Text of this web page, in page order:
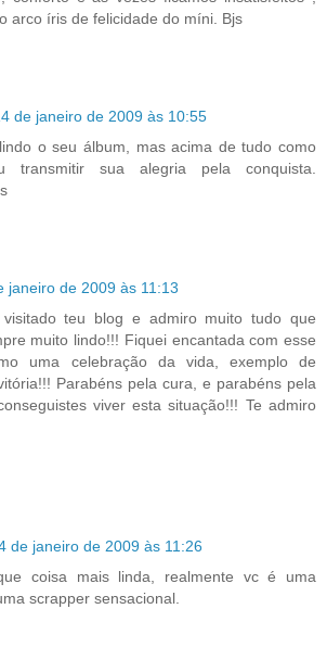
arco íris de felicidade do míni. Bjs
de janeiro de 2009 às 10:55
o seu álbum, mas acima de tudo como
transmitir sua alegria pela conquista.
janeiro de 2009 às 11:13
visitado teu blog e admiro muito tudo que
muito lindo!!! Fiquei encantada com esse
uma celebração da vida, exemplo de
Parabéns pela cura, e parabéns pela
viver esta situação!!! Te admiro
de janeiro de 2009 às 11:26
coisa mais linda, realmente vc é uma
scrapper sensacional.